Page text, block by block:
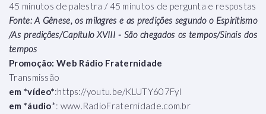
45 minutos de palestra / 45 minutos de pergunta e respostas
Fonte: A Gênese, os milagres e as predições segundo o Espiritismo
/As predições/Capítulo XVIII - São chegados os tempos/Sinais dos
tempos
Promoção: Web Rádio Fraternidade
Transmissão
em *vídeo*:https://youtu.be/KLUTY607FyI
em *áudio*: www.RadioFraternidade.com.br